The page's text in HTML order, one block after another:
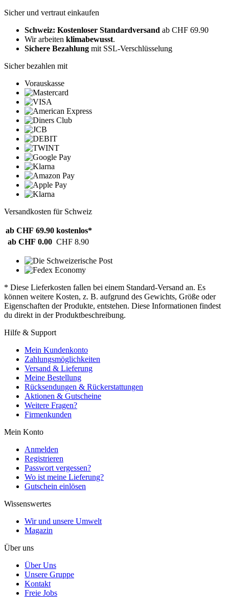
Sicher und vertraut einkaufen
Schweiz: Kostenloser Standardversand ab CHF 69.90
Wir arbeiten klimabewusst.
Sichere Bezahlung mit SSL-Verschlüsselung
Sicher bezahlen mit
Vorauskasse
Versandkosten für Schweiz
ab CHF 69.90 kostenlos*
ab CHF 0.00 CHF 8.90
* Diese Lieferkosten fallen bei einem Standard-Versand an. Es
können weitere Kosten, z. B. aufgrund des Gewichts, Größe oder
Eigenschaften der Produkte, entstehen. Diese Informationen findest
du direkt in der Produktbeschreibung.
Hilfe & Support
Mein Kundenkonto
Zahlungsmöglichkeiten
Versand & Lieferung
Meine Bestellung
Rücksendungen & Rückerstattungen
Aktionen & Gutscheine
Weitere Fragen?
Firmenkunden
Mein Konto
Anmelden
Registrieren
Passwort vergessen?
Wo ist meine Lieferung?
Gutschein einlösen
Wissenswertes
Wir und unsere Umwelt
Magazin
Über uns
Über Uns
Unsere Gruppe
Kontakt
Freie Jobs